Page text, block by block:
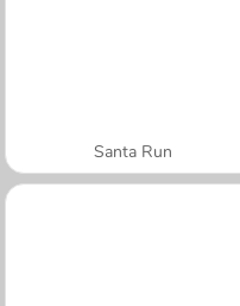
Santa Run